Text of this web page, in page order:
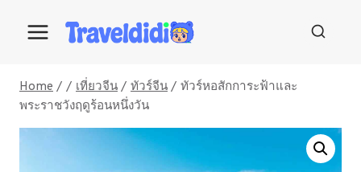
Home / / เที่ยวจีน / ทัวร์จีน / ทัวร์หอสักการะฟ้าและ
พระราชวังฤดูร้อนหนึ่งวัน